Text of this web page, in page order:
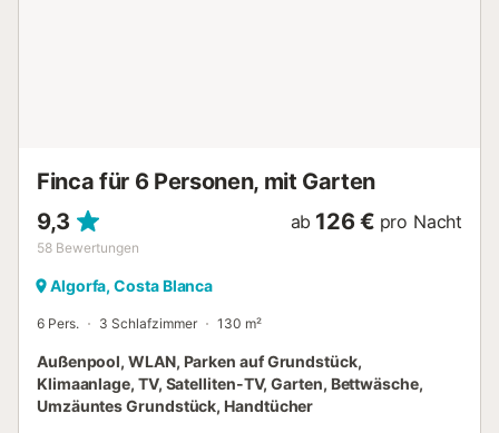
Finca für 6 Personen, mit Garten
9,3
58 Bewertungen
ab 126 € pro Nacht
Algorfa, Costa Blanca
6 Pers. 3 Schlafzimmer 130 m²
Außenpool, WLAN, Parken auf Grundstück,
Klimaanlage, TV, Satelliten-TV, Garten, Bettwäsche,
Umzäuntes Grundstück, Handtücher